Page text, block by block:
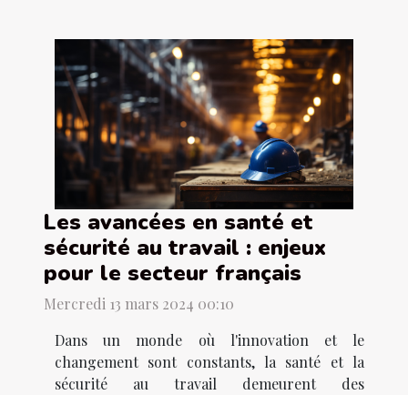
Les avancées en santé et
sécurité au travail : enjeux
pour le secteur français
Mercredi 13 mars 2024 00:10
Dans un monde où l'innovation et le
changement sont constants, la santé et la
sécurité au travail demeurent des